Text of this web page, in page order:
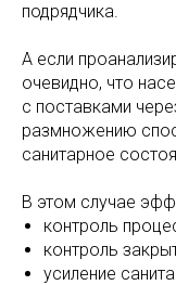
подрядчика.
А если
очевидно, что
с поставками
размножению
санитарное
В этом случае
контроль
контроль
усиление